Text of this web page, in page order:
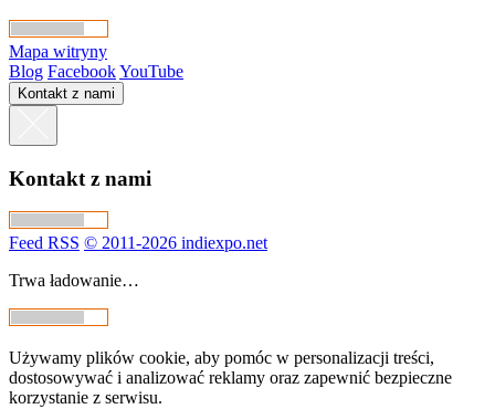
Mapa witryny
Blog FacebookYouTube
Kontakt z nami
Kontakt z nami
Feed RSS © 2011-2026 indiexpo.net
Trwa ładowanie…
Używamy plików cookie, aby pomóc w personalizacji treści,
dostosowywać i analizować reklamy oraz zapewnić bezpieczne
korzystanie z serwisu.